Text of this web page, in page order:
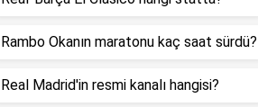
Rambo Okanın maratonu kaç saat sürdü?
Real Madrid'in resmi kanalı hangisi?